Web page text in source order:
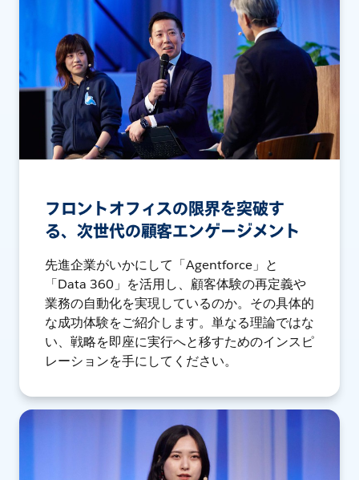
フロントオフィスの限界を突破す
る、次世代の顧客エンゲージメント
先進企業がいかにして「Agentforce」と
「Data 360」を活用し、顧客体験の再定義や
業務の自動化を実現しているのか。その具体的
な成功体験をご紹介します。単なる理論ではな
い、戦略を即座に実行へと移すためのインスピ
レーションを手にしてください。